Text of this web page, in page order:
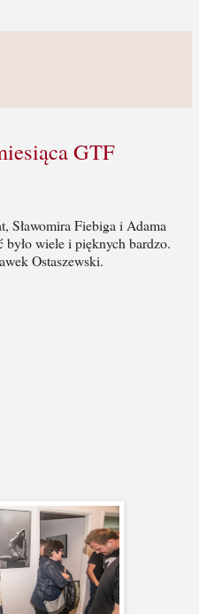
GTF
Sławomira Fiebiga i Adama
było wiele i pięknych bardzo.
Ostaszewski.